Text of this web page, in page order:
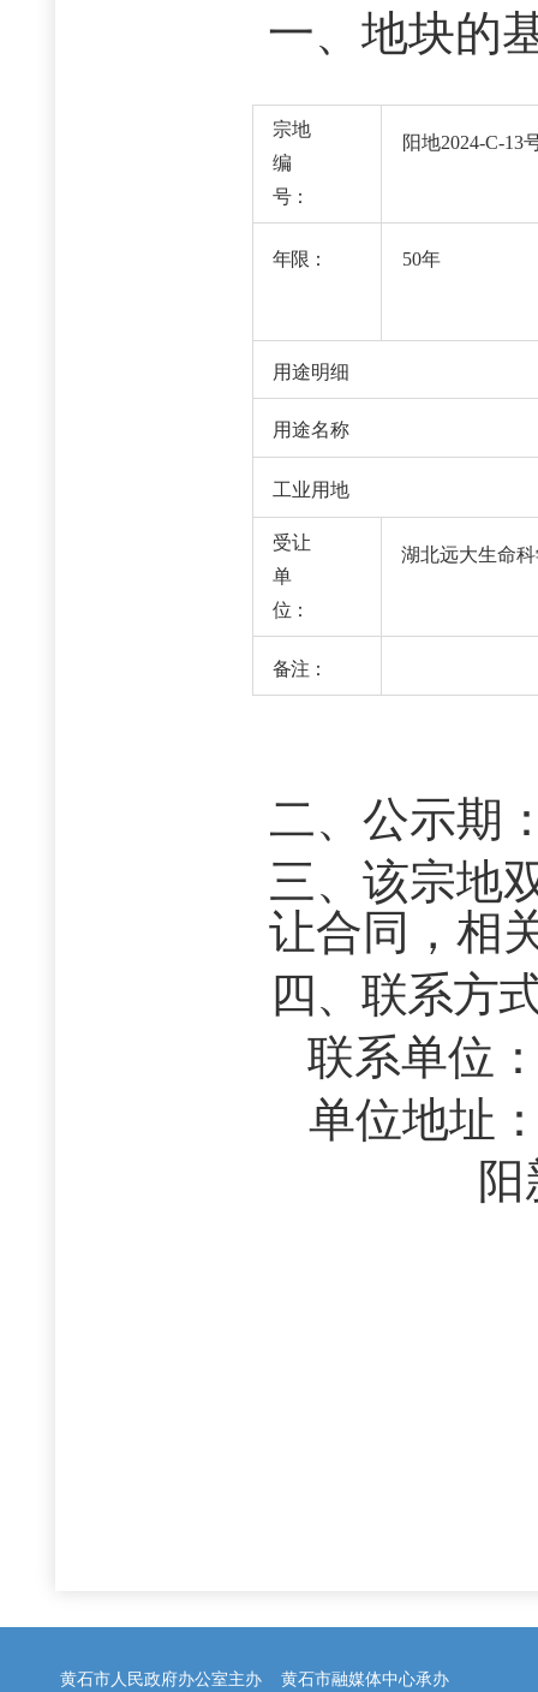
一、地块的
宗地
编
号：
阳地2024-C-13
年限： 50年
用途明细
用途名称
工业用地
受让
单
位：
湖北远大生命
备注：
二、公示期
三、该宗地
让合同，相
四、联系方
联系单位
单位地址
黄石市人民政府办公室主办 黄石市融媒体中心承办